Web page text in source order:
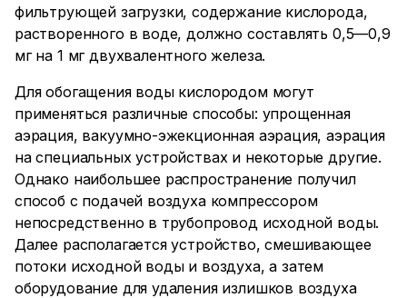
фильтрующей загрузки, содержание кислорода,
растворенного в воде, должно составлять 0,5—0,9
мг на 1 мг двухвалентного железа.
Для обогащения воды кислородом могут
применяться различные способы: упрощенная
аэрация, вакуумно-эжекционная аэрация, аэрация
на специальных устройствах и некоторые другие.
Однако наибольшее распространение получил
способ с подачей воздуха компрессором
непосредственно в трубопровод исходной воды.
Далее располагается устройство, смешивающее
потоки исходной воды и воздуха, а затем
оборудование для удаления излишков воздуха